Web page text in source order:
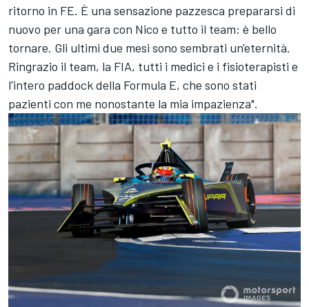
ritorno in FE. È una sensazione pazzesca prepararsi di
nuovo per una gara con Nico e tutto il team: è bello
tornare. Gli ultimi due mesi sono sembrati un'eternità.
Ringrazio il team, la FIA, tutti i medici e i fisioterapisti e
l'intero paddock della Formula E, che sono stati
pazienti con me nonostante la mia impazienza".